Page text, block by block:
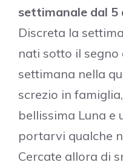
settimanale dal 5
Discreta la
nati sotto il segno
settimana nella
screzio in
bellissima Luna e
portarvi qualche
Cercate allora di